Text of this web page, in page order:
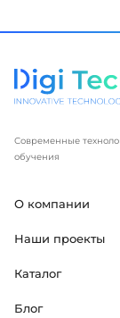
Современные
обучения
О компании
Наши проекты
Каталог
Блог